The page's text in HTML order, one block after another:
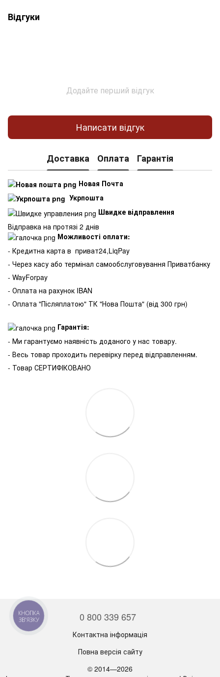
Відгуки
Додайте перший відгук
Написати відгук
Доставка Оплата Гарантія
Новая Почта
Укрпошта
Швидке відправлення
Відправка на протязі 2 днів
Можливості оплати:
- Кредитна карта в приват24,LiqPay
- Через касу або термінал самообслуговування Приватбанку
- WayForpay
- Оплата на рахунок IBAN
- Оплата "Післяплатою" ТК "Нова Пошта" (від 300 грн)
Гарантія:
- Ми гарантуємо наявність доданого у нас товару.
- Весь товар проходить перевірку перед відправленням.
- Товар СЕРТИФІКОВАНО
0 800 339 657
Контактна інформація
Повна версія сайту
© 2014—2026
КНОПКА
ЗВ'ЯЗКУ